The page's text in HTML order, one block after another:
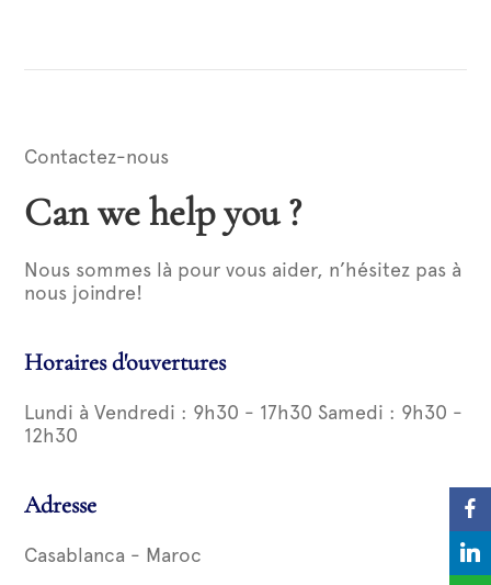
Contactez-nous
Can we help you ?
Nous sommes là pour vous aider, n’hésitez pas à
nous joindre!
Horaires d'ouvertures
Lundi à Vendredi : 9h30 - 17h30 Samedi : 9h30 -
12h30
Adresse
Casablanca - Maroc